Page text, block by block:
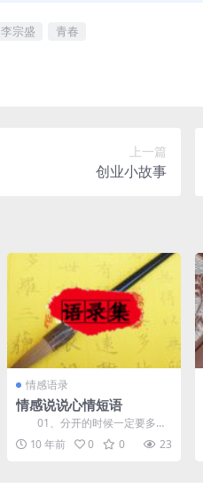
李宗盛 青春
上一篇
创业小故事
情感语录
情感说说心情短语
01、分开的时候一定要多看
两眼，因为常联系这句话是假
的。 ...
10 年前 0 0 23